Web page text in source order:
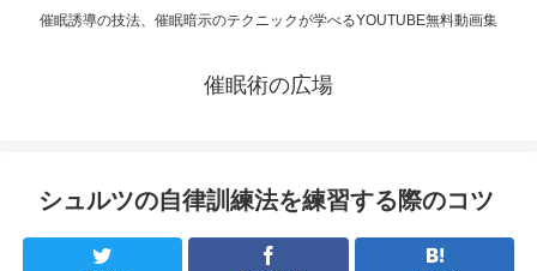
催眠誘導の技法、催眠暗示のテクニックが学べるYOUTUBE無料動画集
催眠術の広場
シュルツの自律訓練法を練習する際のコツ